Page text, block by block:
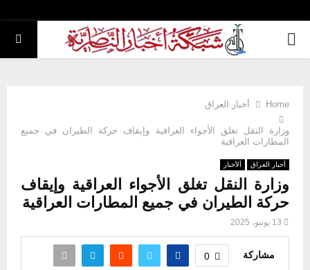
PRIMARY
Home أخبار العراق
وزارة النقل تغلق الأجواء العراقية وإيقاف حركة الطيران في جميع
المطارات العراقية
أخبار العراق ألأخبار
وزارة النقل تغلق الأجواء العراقية وإيقاف
حركة الطيران في جميع المطارات العراقية
13 يونيو، 2025
مشاركة 0